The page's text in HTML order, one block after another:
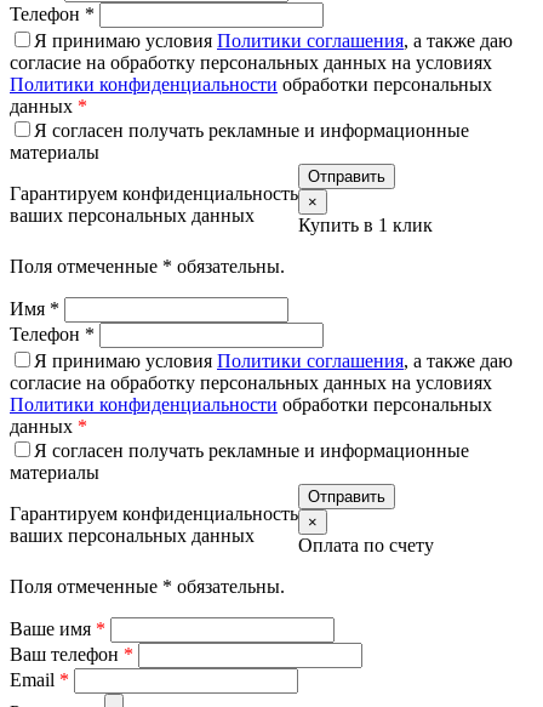
Телефон *
Я принимаю условия Политики соглашения, а также даю
согласие на обработку персональных данных на условиях
Политики конфиденциальности обработки персональных
данных *
Я согласен получать рекламные и информационные
материалы
Гарантируем конфиденциальность
ваших персональных данных
×
Купить в 1 клик
Поля отмеченные * обязательны.
Имя *
Телефон *
Я принимаю условия Политики соглашения, а также даю
согласие на обработку персональных данных на условиях
Политики конфиденциальности обработки персональных
данных *
Я согласен получать рекламные и информационные
материалы
Гарантируем конфиденциальность
ваших персональных данных
×
Оплата по счету
Поля отмеченные * обязательны.
Ваше имя *
Ваш телефон *
Email *